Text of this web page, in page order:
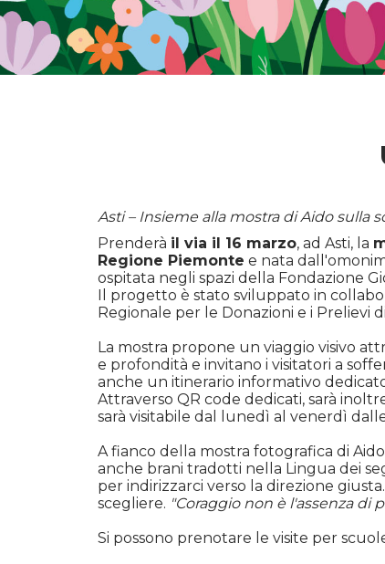
Asti – Insieme alla mostra di Aido sulla
Prenderà il via il 16 marzo, ad Asti, la
Regione Piemonte e nata
ospitata negli spazi della Fondazione
Il progetto è stato sviluppato in
Regionale per le Donazioni e i Prelievi
La mostra propone un viaggio visivo
e profondità e invitano i visitatori a
anche un itinerario informativo
Attraverso QR code dedicati, sarà
sarà visitabile dal lunedì al venerdì dalle
A fianco della mostra fotografica di
anche brani tradotti nella Lingua dei
per indirizzarci verso la direzione
scegliere. "Coraggio non è l'assenza di
Si possono prenotare le visite per